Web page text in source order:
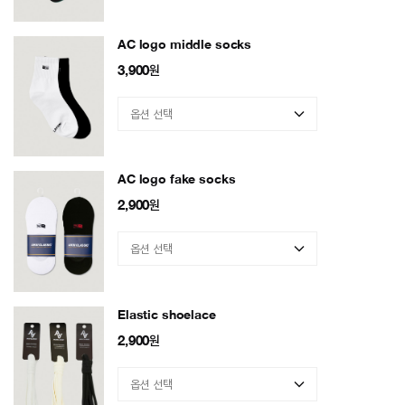
AC logo middle socks
3,900원
AC logo fake socks
2,900원
Elastic shoelace
2,900원